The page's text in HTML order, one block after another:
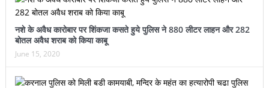
नशे के अवैध कारोबार पर शिंकजा कसते हुये पुलिस ने 880 लीटर लाहन और 282
बोतल अवैध शराब को किया काबू
June 15, 2020